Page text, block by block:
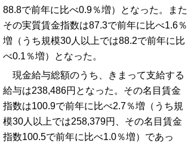
88.8で前年に比べ0.9％増）となった。また
その実質賃金指数は87.3で前年に比べ1.6％
増（うち規模30人以上では88.2で前年に比
べ0.1％増）となった。
現金給与総額のうち、きまって支給する
給与は238,486円となった。その名目賃金
指数は100.9で前年に比べ2.7％増（うち規
模30人以上では258,379円、その名目賃金
指数100.5で前年に比べ1.0％増）であっ